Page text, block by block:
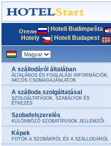
Hoteli Budimpešta
Hotely
Hotell Budapest
A szállodáról általában
ÁLTALÁNOS ÉS FOGLALÁSI INFORMÁCIÓK,
AKCÓS CSOMAGAJÁNLATOK
A szálloda szolgáltatásai
SZOLGÁLTATÁSOK, SZABÁLYOK ÉS
ÉTKEZÉS
Szobafelszerelés
KÜLÖNBÖZŐ SZOBATÍPUSOK JELLEMZŐI
Képek
FOTÓK A SZOBÁKRÓL ÉS A SZÁLLODÁRÓL